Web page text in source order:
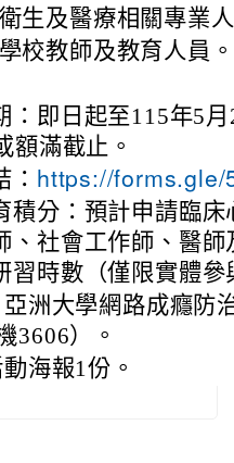
生及醫療相關專業
校教師及教育人員。
：即日起至115年5
額滿截止。
： https://forms.gle/
積分：預計申請臨
、社會工作師、醫
習時數（僅限實體參
洲大學網路成癮防
3606）。
海報1份。